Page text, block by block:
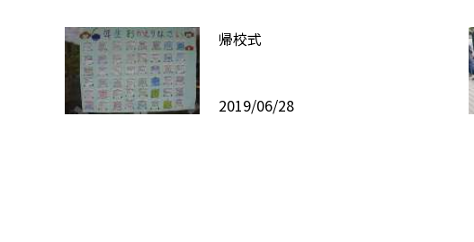
帰校式
2019/06/28